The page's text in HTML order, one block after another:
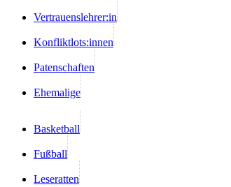
Vertrauenslehrer:in
Konfliktlots:innen
Patenschaften
Ehemalige
Basketball
Fußball
Leseratten